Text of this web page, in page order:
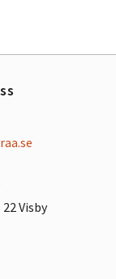
Visby